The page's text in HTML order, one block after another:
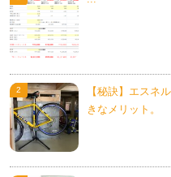
【秘訣】エスネ
きなメリット。